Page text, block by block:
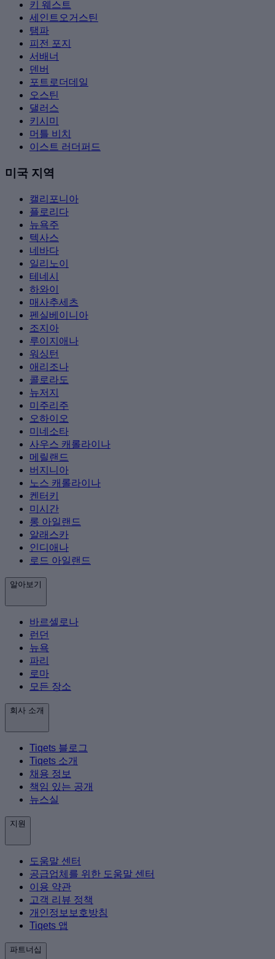
키 웨스트
세인트오거스틴
탬파
피전 포지
서배너
덴버
포트로더데일
오스틴
댈러스
키시미
머틀 비치
이스트 러더퍼드
미국 지역
캘리포니아
플로리다
뉴욕주
텍사스
네바다
일리노이
테네시
하와이
매사추세츠
펜실베이니아
조지아
루이지애나
워싱턴
애리조나
콜로라도
뉴저지
미주리주
오하이오
미네소타
사우스 캐롤라이나
메릴랜드
버지니아
노스 캐롤라이나
켄터키
미시간
롱 아일랜드
알래스카
인디애나
로드 아일랜드
알아보기
바르셀로나
런던
뉴욕
파리
로마
모든 장소
회사 소개
Tiqets 블로그
Tiqets 소개
채용 정보
책임 있는 공개
뉴스실
지원
도움말 센터
공급업체를 위한 도움말 센터
이용 약관
고객 리뷰 정책
개인정보보호방침
Tiqets 앱
파트너십